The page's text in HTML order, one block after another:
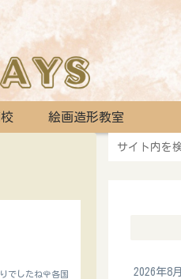
絵画造形教室
でしたね🌹各国
2026年8月